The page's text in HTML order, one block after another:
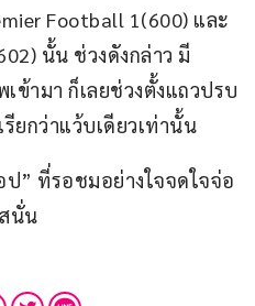
Football 1(600) และ
นั้น ช่วงดังกล่าว มี
ข้ามา ก็เลยช่วงตั้งแถวปรบ
ยกว่าแว้บเดียวเท่านั้น
ป” ที่รอชมอย่างใจจดใจจ่อ
นั่น